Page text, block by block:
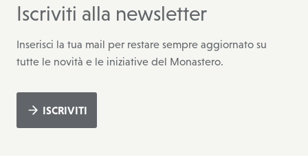
Iscriviti alla newsletter
Inserisci la tua mail per restare sempre aggiornato su
tutte le novità e le iniziative del Monastero.
ISCRIVITI